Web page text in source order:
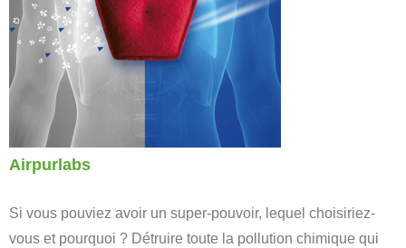
Airpurlabs
Si vous pouviez avoir un super-pouvoir, lequel choisiriez-
vous et pourquoi ? Détruire toute la pollution chimique qui